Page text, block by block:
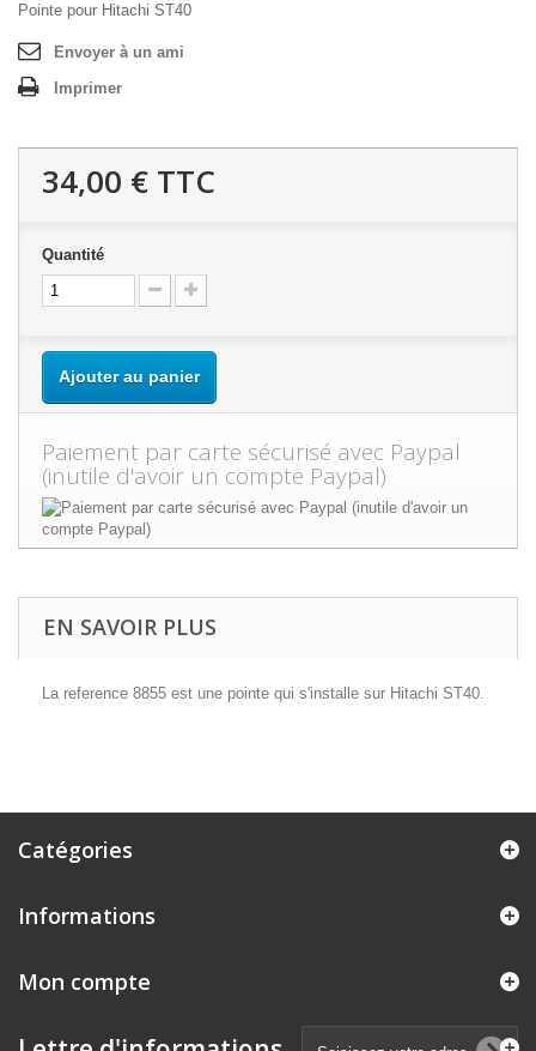
Pointe pour Hitachi ST40
Envoyer à un ami
Imprimer
34,00 € TTC
Quantité
Ajouter au panier
Paiement par carte sécurisé avec Paypal
(inutile d'avoir un compte Paypal)
EN SAVOIR PLUS
La reference 8855 est une pointe qui s'installe sur Hitachi ST40.
Catégories
Informations
Mon compte